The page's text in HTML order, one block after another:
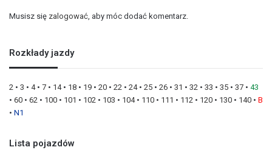
Musisz się zalogować, aby móc dodać komentarz.
Rozkłady jazdy
2 • 3 • 4• 7 • 14• 18 • 19 • 20 • 22 • 24• 25 • 26 • 31 • 32 • 33 • 35 • 37 • 43
• 60 • 62 • 100 • 101 • 102 • 103 • 104• 110 • 111 • 112 • 120 • 130 • 140 • B
• N1
Lista pojazdów